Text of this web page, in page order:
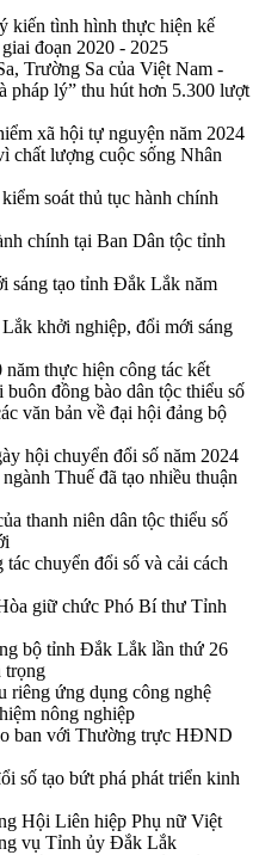
kiến tình hình thực hiện kế
đoạn 2020 - 2025
Trường Sa của Việt Nam -
pháp lý” thu hút hơn 5.300 lượt
xã hội tự nguyện năm 2024
chất lượng cuộc sống Nhân
soát thủ tục hành chính
chính tại Ban Dân tộc tỉnh
sáng tạo tỉnh Đắk Lắk năm
khởi nghiệp, đổi mới sáng
thực hiện công tác kết
đồng bào dân tộc thiểu số
văn bản về đại hội đảng bộ
hội chuyển đổi số năm 2024
Thuế đã tạo nhiều thuận
thanh niên dân tộc thiểu số
chuyển đổi số và cải cách
giữ chức Phó Bí thư Tỉnh
bộ tỉnh Đắk Lắk lần thứ 26
trọng
riêng ứng dụng công nghệ
nông nghiệp
ban với Thường trực HĐND
số tạo bứt phá phát triển kinh
Hội Liên hiệp Phụ nữ Việt
vụ Tỉnh ủy Đắk Lắk